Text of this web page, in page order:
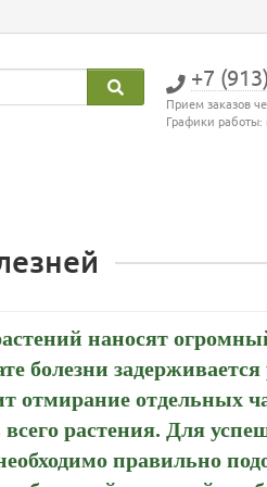
+7
Прием заказов
Графики работы:
наносят
болезни
отмирание отдельных
всего растения. Для
правильно